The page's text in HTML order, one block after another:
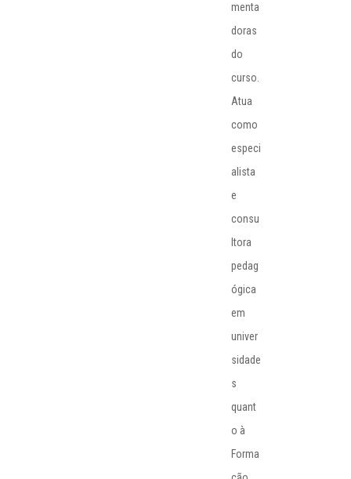
menta
doras
do
curso.
Atua
como
especi
alista
e
consu
ltora
pedag
ógica
em
univer
sidade
s
quant
o à
Forma